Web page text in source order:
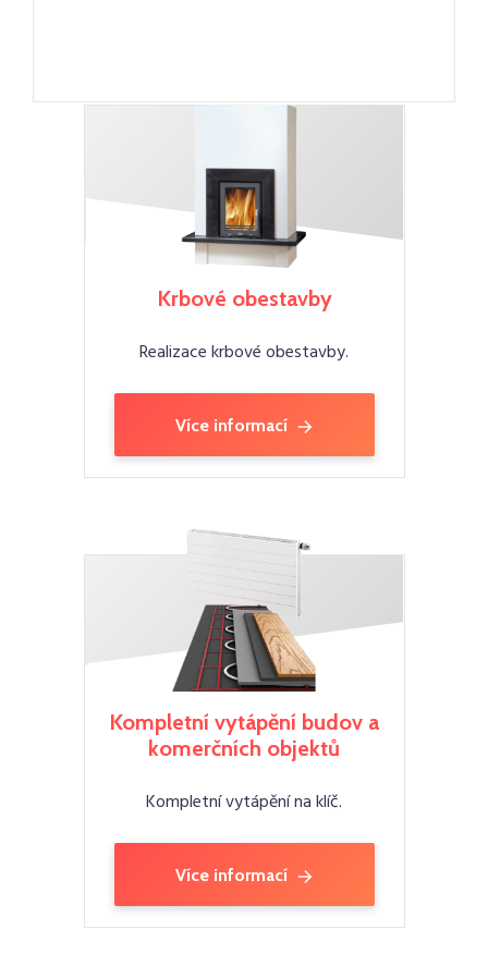
Krbové obestavby
Realizace krbové obestavby.
Více informací
Kompletní vytápění budov a
komerčních objektů
Kompletní vytápění na klíč.
Více informací